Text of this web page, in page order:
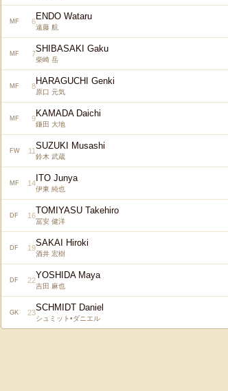
MF 6ENDO Wataru
遠藤 航
MF 7SHIBASAKI Gaku
柴崎 岳
MF 8HARAGUCHI Genki
原口 元気
MF 9KAMADA Daichi
鎌田 大地
FW 11SUZUKI Musashi
鈴木 武蔵
MF 14 ITO Junya
伊東 純也
DF 16TOMIYASU Takehiro
冨安 健洋
DF 19SAKAI Hiroki
酒井 宏樹
DF 22YOSHIDA Maya
吉田 麻也
GK 23SCHMIDT Daniel
シュミット•ダニエル